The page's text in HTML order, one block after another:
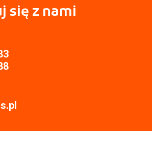
się z nami